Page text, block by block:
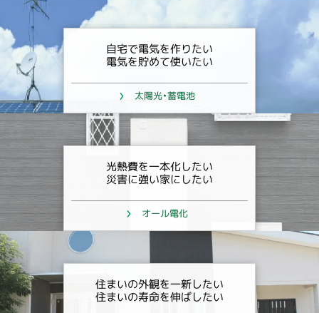
自宅で電気を作りたい
電気を貯めて使いたい
太陽光・蓄電池
光熱費を一本化したい
災害に強い家にしたい
オール電化
住まいの外観を一新したい
住まいの寿命を伸ばしたい